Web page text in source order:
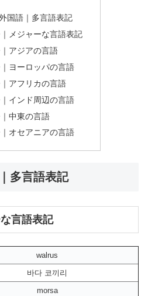
国語｜多言語表記
メジャーな言語表記
アジアの言語
ヨーロッパの言語
アフリカの言語
インド周辺の言語
中東の言語
オセアニアの言語
多言語表記
言語表記
walrus
바다 코끼리
morsa